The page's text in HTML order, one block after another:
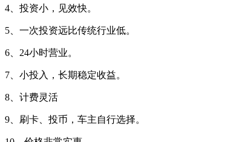
4、投资小，见效快。
5、一次投资远比传统行业低。
6、24小时营业。
7、小投入，长期稳定收益。
8、计费灵活
9、刷卡、投币，车主自行选择。